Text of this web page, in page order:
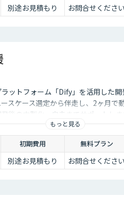
別途お見積もり お問合せください
ットフォーム「Dify」を活用した
スケース選定から伴走し、2ヶ月で
後の内製化・自走までサポートしま
もっと見る
初期費用 無料プラン
別途お見積もり お問合せください